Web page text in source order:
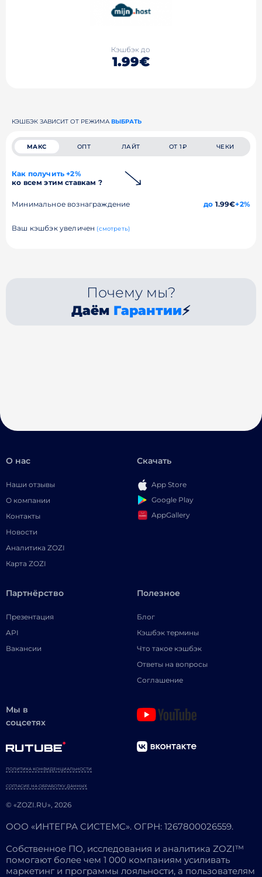
Кэшбэк до
1.99€
КЭШБЭК ЗАВИСИТ ОТ РЕЖИМА ВЫБРАТЬ
МАКС ОПТ ЛАЙТ ОТ 1₽ ЧЕКИ
Как получить +2%
ко всем этим ставкам ?
Минимальное вознаграждение до 1.99€+2%
Ваш кэшбэк увеличен (смотреть)
Почему мы?
Даём Гарантии⚡
О нас
Наши отзывы
О компании
Контакты
Новости
Аналитика ZOZI
Карта ZOZI
Скачать
App Store
Google Play
AppGallery
Партнёрство
Презентация
API
Вакансии
Полезное
Блог
Кэшбэк термины
Что такое кэшбэк
Ответы на вопросы
Соглашение
Мы в
соцсетях
© «ZOZI.RU», 2026
ПОЛИТИКА КОНФИДЕНЦИАЛЬНОСТИ
СОГЛАСИЕ НА ОБРАБОТКУ ДАННЫХ
ООО «ИНТЕГРА СИСТЕМС». ОГРН: 1267800026559.
Собственное ПО, исследования и аналитика ZOZI™
помогают более чем 1 000 компаниям усиливать
маркетинг и программы лояльности, а пользователям